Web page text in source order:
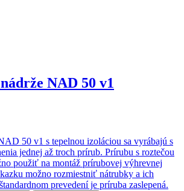
NAD 50 v1
50 v1 s tepelnou izoláciou sa vyrábajú s
jednej až troch prírub. Prírubu s roztečou
použiť na montáž prírubovej výhrevnej
možno rozmiestniť nátrubky a ich
prevedení je príruba zaslepená.